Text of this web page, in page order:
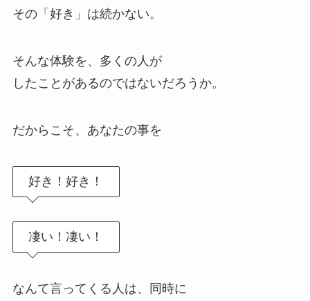
その「好き」は続かない。
そんな体験を、多くの人が
したことがあるのではないだろうか。
だからこそ、あなたの事を
好き！好き！
凄い！凄い！
なんて言ってくる人は、同時に